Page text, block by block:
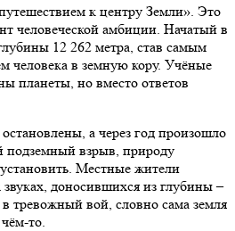
к центру Земли». Это
человеческой амбиции. Начатый в
12 262 метра, став самым
человека в земную кору. Учёные
планеты, но вместо ответов
а через год произошло
взрыв, природу
Местные жители
доносившихся из глубины –
тревожный вой, словно сама земля
то.